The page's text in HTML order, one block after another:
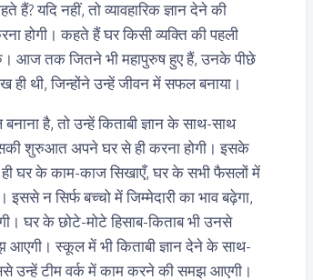
हैं? यदि नहीं, तो व्यावहारिक ज्ञान देने की
होगी। कहते हैं घर किसी व्यक्ति की पहली
आज तक जितने भी महापुरुष हुए हैं, उनके पीछे
ही थी, जिन्होंने उन्हें जीवन में सफल बनाया।
है, तो उन्हें किताबी ज्ञान के साथ-साथ
शुरुआत अपने घर से ही करना होगी। इसके
घर के काम-काज सिखाएँ, घर के सभी फैसलों में
न सिर्फ बच्चो में जिम्मेदारी का भाव बढ़ेगा,
घर के छोटे-मोटे हिसाब-किताब भी उनसे
स्कूल में भी किताबी ज्ञान देने के साथ-
उन्हें टीम वर्क में काम करने की समझ आएगी।